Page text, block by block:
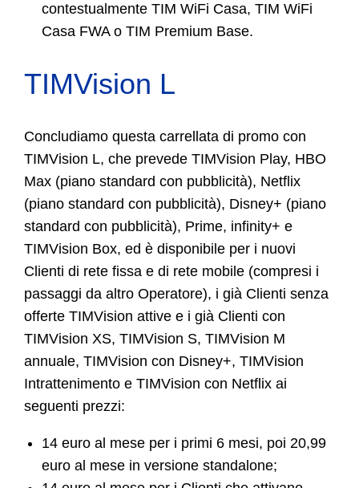
contestualmente TIM WiFi Casa, TIM WiFi
Casa FWA o TIM Premium Base.
TIMVision L
Concludiamo questa carrellata di promo con
TIMVision L, che prevede TIMVision Play, HBO
Max (piano standard con pubblicità), Netflix
(piano standard con pubblicità), Disney+ (piano
standard con pubblicità), Prime, infinity+ e
TIMVision Box, ed è disponibile per i nuovi
Clienti di rete fissa e di rete mobile (compresi i
passaggi da altro Operatore), i già Clienti senza
offerte TIMVision attive e i già Clienti con
TIMVision XS, TIMVision S, TIMVision M
annuale, TIMVision con Disney+, TIMVision
Intrattenimento e TIMVision con Netflix ai
seguenti prezzi:
14 euro al mese per i primi 6 mesi, poi 20,99
euro al mese in versione standalone;